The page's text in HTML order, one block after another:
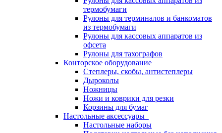
термобумаги
Рулоны для терминалов и банкоматов
из термобумаги
Рулоны для кассовых аппаратов из
офсета
Рулоны для тахографов
Конторское оборудование
Степлеры, скобы, антистеплеры
Дыроколы
Ножницы
Ножи и коврики для резки
Корзины для бумаг
Настольные аксессуары
Настольные наборы